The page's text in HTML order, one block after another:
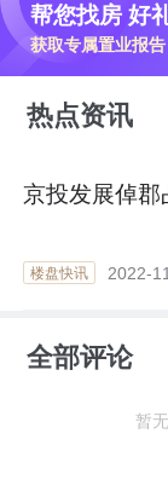
帮您找房 好
获取专属置业报
热点资讯
京投发展倬郡
楼盘快讯 2022-
全部评论
暂